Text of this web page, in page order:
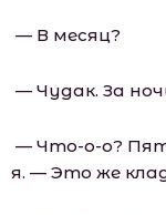
— В месяц?
— Чудак. За
— Что-о-о?
я. — Это же